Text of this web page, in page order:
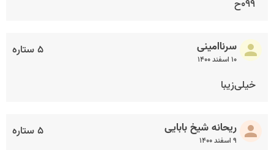
۰۹۹ح
۵ ستاره سرنا‌امینی
۱۰ اسفند ۱۴۰۰
خیلی‌زیبا
۵ ستاره ریحانه شیخ بابایی
۹ اسفند ۱۴۰۰